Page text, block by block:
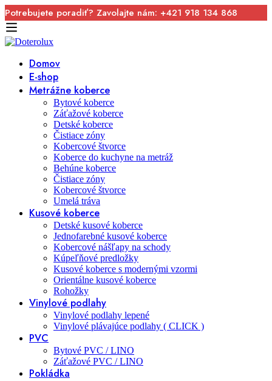
Potrebujete poradiť? Zavolajte nám: +421 918 134 868
Domov
E-shop
Metrážne koberce
Bytové koberce
Záťažové koberce
Detské koberce
Čistiace zóny
Kobercové štvorce
Koberce do kuchyne na metráž
Behúne koberce
Čistiace zóny
Kobercové štvorce
Umelá tráva
Kusové koberce
Detské kusové koberce
Jednofarebné kusové koberce
Kobercové nášľapy na schody
Kúpeľňové predložky
Kusové koberce s modernými vzormi
Orientálne kusové koberce
Rohožky
Vinylové podlahy
Vinylové podlahy lepené
Vinylové plávajúce podlahy ( CLICK )
PVC
Bytové PVC / LINO
Záťažové PVC / LINO
Pokládka